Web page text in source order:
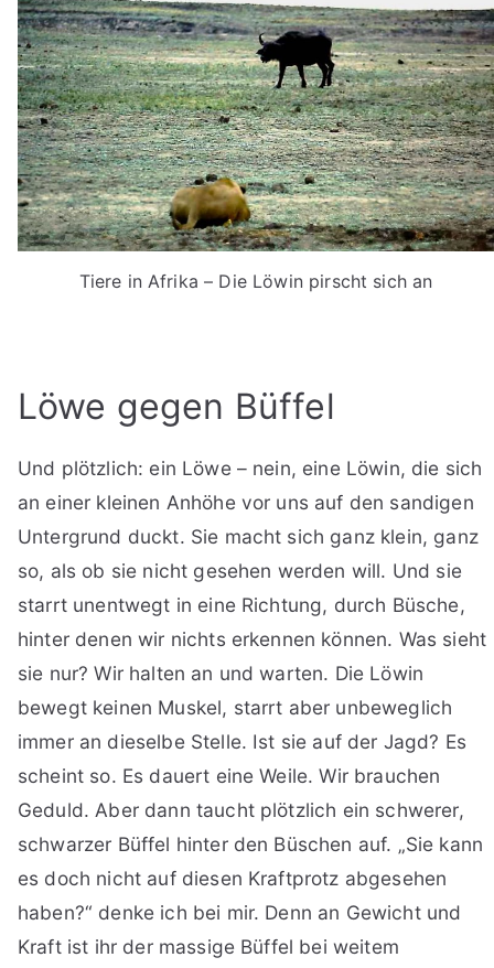
Tiere in Afrika – Die Löwin pirscht sich an
Löwe gegen Büffel
Und plötzlich: ein Löwe – nein, eine Löwin, die sich
an einer kleinen Anhöhe vor uns auf den sandigen
Untergrund duckt. Sie macht sich ganz klein, ganz
so, als ob sie nicht gesehen werden will. Und sie
starrt unentwegt in eine Richtung, durch Büsche,
hinter denen wir nichts erkennen können. Was sieht
sie nur? Wir halten an und warten. Die Löwin
bewegt keinen Muskel, starrt aber unbeweglich
immer an dieselbe Stelle. Ist sie auf der Jagd? Es
scheint so. Es dauert eine Weile. Wir brauchen
Geduld. Aber dann taucht plötzlich ein schwerer,
schwarzer Büffel hinter den Büschen auf. „Sie kann
es doch nicht auf diesen Kraftprotz abgesehen
haben?“ denke ich bei mir. Denn an Gewicht und
Kraft ist ihr der massige Büffel bei weitem